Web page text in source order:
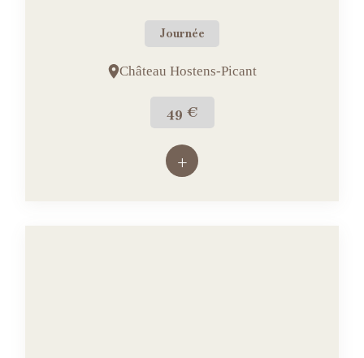
Journée
Château Hostens-Picant
49 €
+